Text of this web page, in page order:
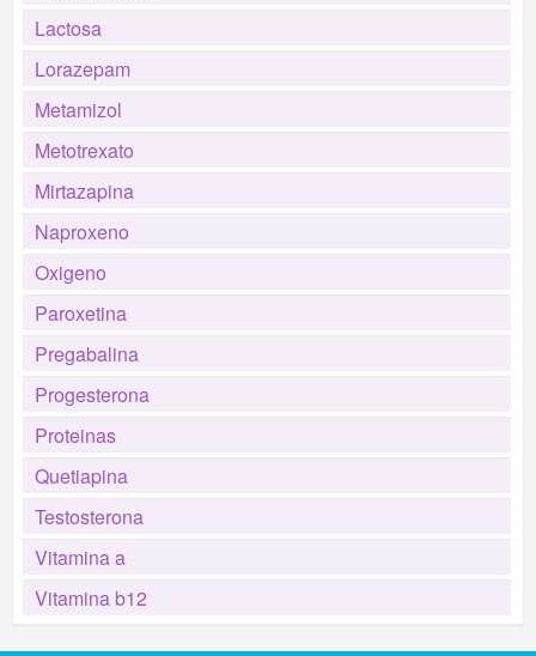
Lactosa
Lorazepam
Metamizol
Metotrexato
Mirtazapina
Naproxeno
Oxigeno
Paroxetina
Pregabalina
Progesterona
Proteinas
Quetiapina
Testosterona
Vitamina a
Vitamina b12